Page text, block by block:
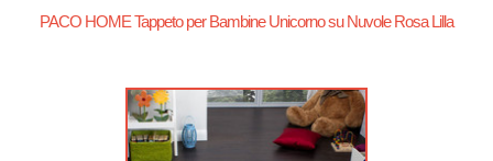
PACO HOME Tappeto per Bambine Unicorno su Nuvole Rosa Lilla